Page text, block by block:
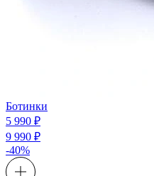
Ботинки
5 990 ₽
9 990 ₽
-40%